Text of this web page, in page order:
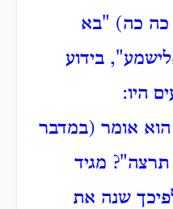
כה כה) "בא
בידוע
היו:
הוא אומר (במדבר
תרצה"? מגיד
שנה את